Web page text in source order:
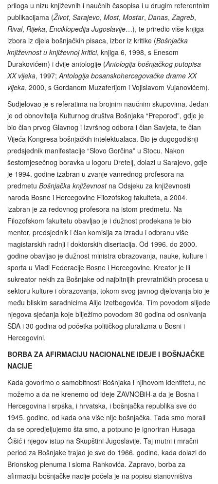
priloga u nizu književnih i naučnih časopisa i u drugim referentnim
publikacijama (Život, Sarajevo, Most, Mostar, Danas,Zagreb,
Rival, Rijeka, Enciklopedija Jugoslavije…), te priredio više knjiga
izbora iz djela bošnjačkih pisaca, izbor iz kritike (Bošnjačka
književnost u književnoj kritici, knjiga 6, 1998, s Enesom
Durakovićem) i dvije antologije (Antologija bošnjačkog putopisa
XX vijeka, 1997;Antologija bosanskohercegovačke drame XX
vijeka, 2000, s Gordanom Muzaferijom i Vojislavom Vujanovićem).
Sudjelovao je s referatima na brojnim naučnim skupovima. Jedan
je od obnovitelja Kulturnog društva Bošnjaka “Preporod”, gdje je
bio član prvog Glavnog i Izvršnog odbora i član Savjeta, te član
Vijeća Kongresa bošnjačkih intelektualaca. Bio je dugogodišnji
predsjednik manifestacije “Slovo Gorčina” u Stocu. Nakon
šestomjesečnog boravka u logoru Dretelj, dolazi u Sarajevo, gdje
je 1994. godine izabran u zvanje vanrednog profesora na
predmetu Bošnjačka književnostna Odsjeku za književnosti
naroda Bosne i Hercegovine Filozofskog fakulteta, a 2004.
izabran je za redovnog profesora na istom predmetu. Na
Filozofskom fakultetu obavljao je i dužnost prodekana te bio
mentor, predsjednik i član komisija za izradu i odbranu više
magistarskih radnji i doktorskih disertacija. Od 1996. do 2000.
godine obavljao je dužnost ministra obrazovanja, nauke, kulture i
sporta u Vladi Federacije Bosne i Hercegovine. Kreator je ili
sukreator nekih za Bošnjake od najbitnijih prevratničkih procesa u
sektoru kulture i obrazovanja, tokom svog javnog djelovanja bio je
među bliskim saradnicima Alije Izetbegovića. Tim povodom slijede
njegova sjećanja koje bilježimo povodom 30 godina od osnivanja
SDA i 30 godina od početka političkog pluralizma u Bosni i
Hercegovini.
BORBA ZA AFIRMACIJU NACIONALNE IDEJE I BOŠNJAČKE
NACIJE
Kada govorimo o samobitnosti Bošnjaka i njihovom identitetu, ne
možemo a da ne krenemo od ideje ZAVNOBiH-a da je Bosna i
Hercegovina i srpska, i hrvatska, i bošnjačka republika sve do
1945. godine, od kada ona više nije bošnjačka. Tada smo morali
da se opredjeljujemo šta smo, a potpuno je ignoriran Husaga
Ćišić i njegov istup na Skupštini Jugoslavije. Taj mutni i mračni
period za Bošnjake trajao je sve do 1966. godine, kada dolazi do
Brionskog plenuma i sloma Rankovića. Zapravo, borba za
afirmaciju bošnjačke nacije počela je na popisu stanovništva